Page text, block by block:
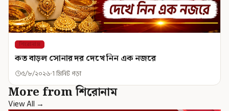
শিরোনাম
কত বাড়ল সোনার দর দেখে নিন এক নজরে
৫/৮/২০২৬ 1 মিনিট পড়া
More from শিরোনাম
View All →